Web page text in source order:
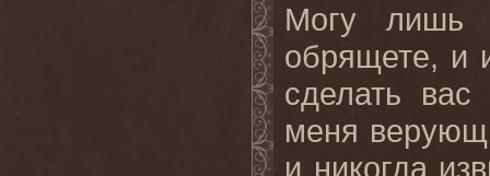
Могу лишь
обрящете, и
сделать
меня
и никогда